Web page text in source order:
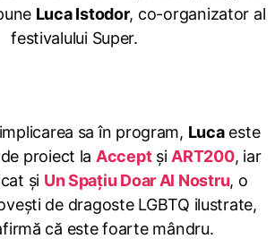
Luca Istodor, co-organizator al
festivalului Super.
sa în program, Lucaeste
proiect la Acceptși ART200, iar
și Un Spațiu Doar Al Nostru, o
de dragoste LGBTQ ilustrate,
că este foarte mândru.